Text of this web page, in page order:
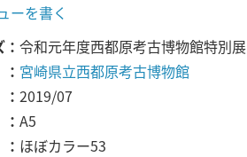
ーを書く
令和元年度西都原考古博物館特別展
宮崎県立西都原考古博物館
2019/07
A5
ほぼカラー53